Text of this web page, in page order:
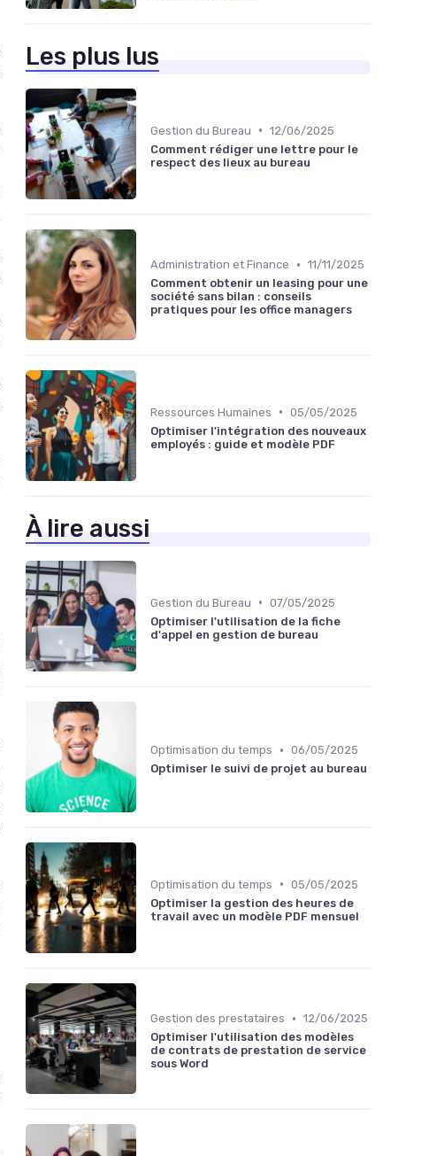
Les plus lus
Gestion du Bureau • 12/06/2025
Comment rédiger une lettre pour le
respect des lieux au bureau
Administration et Finance • 11/11/2025
Comment obtenir un leasing pour une
société sans bilan : conseils
pratiques pour les office managers
Ressources Humaines • 05/05/2025
Optimiser l'intégration des nouveaux
employés : guide et modèle PDF
À lire aussi
Gestion du Bureau • 07/05/2025
Optimiser l'utilisation de la fiche
d'appel en gestion de bureau
Optimisation du temps • 06/05/2025
Optimiser le suivi de projet au bureau
Optimisation du temps • 05/05/2025
Optimiser la gestion des heures de
travail avec un modèle PDF mensuel
Gestion des prestataires • 12/06/2025
Optimiser l'utilisation des modèles
de contrats de prestation de service
sous Word